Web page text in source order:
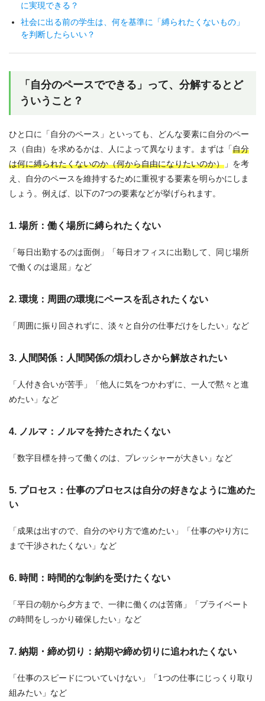
に実現できる？
社会に出る前の学生は、何を基準に「縛られたくないもの」
を判断したらいい？
「自分のペースでできる」って、分解するとど
ういうこと？
ひと口に「自分のペース」といっても、どんな要素に自分のペー
ス（自由）を求めるかは、人によって異なります。まずは「自分
は何に縛られたくないのか（何から自由になりたいのか） 」を考
え、自分のペースを維持するために重視する要素を明らかにしま
しょう。例えば、以下の7つの要素などが挙げられます。
1. 場所：働く場所に縛られたくない
「毎日出勤するのは面倒」「毎日オフィスに出勤して、同じ場所
で働くのは退屈」など
2. 環境：周囲の環境にペースを乱されたくない
「周囲に振り回されずに、淡々と自分の仕事だけをしたい」など
3. 人間関係：人間関係の煩わしさから解放されたい
「人付き合いが苦手」「他人に気をつかわずに、一人で黙々と進
めたい」など
4. ノルマ：ノルマを持たされたくない
「数字目標を持って働くのは、プレッシャーが大きい」など
5. プロセス：仕事のプロセスは自分の好きなように進めた
い
「成果は出すので、自分のやり方で進めたい」「仕事のやり方に
まで干渉されたくない」など
6. 時間：時間的な制約を受けたくない
「平日の朝から夕方まで、一律に働くのは苦痛」「プライベート
の時間をしっかり確保したい」など
7. 納期・締め切り：納期や締め切りに追われたくない
「仕事のスピードについていけない」「1つの仕事にじっくり取り
組みたい」など